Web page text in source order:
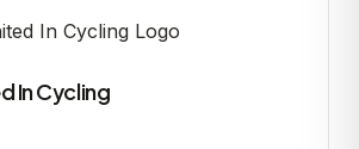
In Cycling